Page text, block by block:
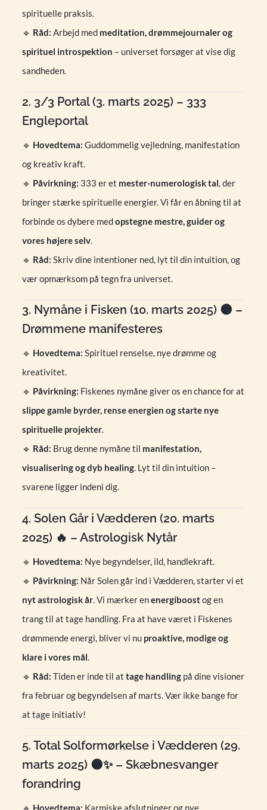
spirituelle praksis.
🔹 Råd: Arbejd med meditation, drømmejournaler og
spirituel introspektion – universet forsøger at vise dig
sandheden.
2. 3/3 Portal (3. marts 2025) – 333
Engleportal
🔹 Hovedtema: Guddommelig vejledning, manifestation
og kreativ kraft.
🔹 Påvirkning: 333 er et mester-numerologisk tal, der
bringer stærke spirituelle energier. Vi får en åbning til at
forbinde os dybere medopstegne mestre, guider og
vores højere selv.
🔹 Råd: Skriv dine intentioner ned, lyt til din intuition, og
vær opmærksom på tegn fra universet.
3. Nymåne i Fisken (10. marts 2025) 🌑 –
Drømmene manifesteres
🔹 Hovedtema: Spirituel renselse, nye drømme og
kreativitet.
🔹 Påvirkning: Fiskenes nymåne giver os en chance for at
slippe gamle byrder, rense energien og starte nye
spirituelle projekter.
🔹 Råd: Brug denne nymåne til manifestation,
visualisering og dyb healing. Lyt til din intuition –
svarene ligger indeni dig.
4. Solen Går i Vædderen (20. marts
2025) 🔥 – Astrologisk Nytår
🔹 Hovedtema: Nye begyndelser, ild, handlekraft.
🔹 Påvirkning: Når Solen går ind i Vædderen, starter vi et
nyt astrologisk år. Vi mærker enenergiboostog en
trang til at tage handling. Fra at have været i Fiskenes
drømmende energi, bliver vi nu proaktive, modige og
klare i vores mål.
🔹 Råd: Tiden er inde til at tage handlingpå dine visioner
fra februar og begyndelsen af marts. Vær ikke bange for
at tage initiativ!
5. Total Solformørkelse i Vædderen (29.
marts 2025) 🌑✨ – Skæbnesvanger
forandring
🔹 Hovedtema: Karmiske afslutninger og nye